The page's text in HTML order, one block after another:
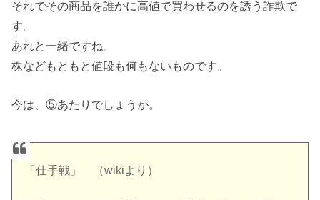
それでその商品を誰かに高値で買わせるのを誘う詐欺で
す。
あれと一緒ですね。
株などもともと値段も何もないものです。
今は、⑤あたりでしょうか。
「仕手戦」 （wikiより）